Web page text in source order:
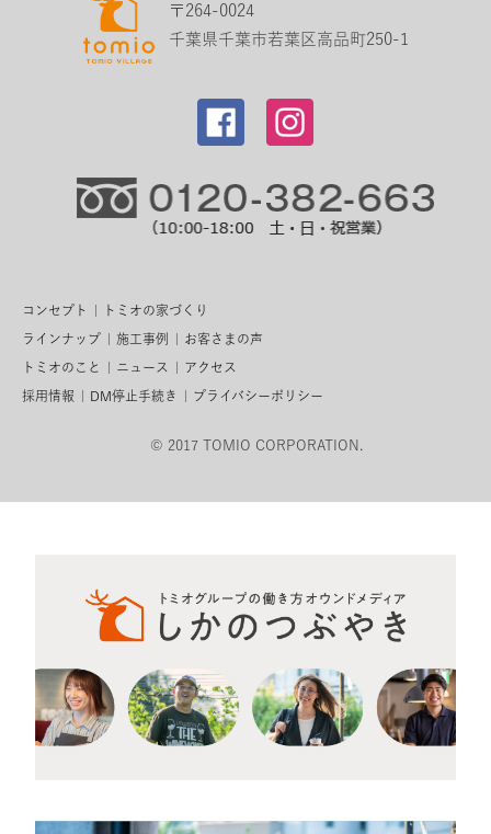
〒264-0024
千葉県千葉市若葉区高品町250-1
コンセプト トミオの家づくり
ラインナップ 施工事例 お客さまの声
トミオのこと ニュース アクセス
採用情報 DM停止手続き プライバシーポリシー
© 2017 TOMIO CORPORATION.